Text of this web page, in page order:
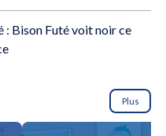
: Bison Futé voit noir ce
Plus